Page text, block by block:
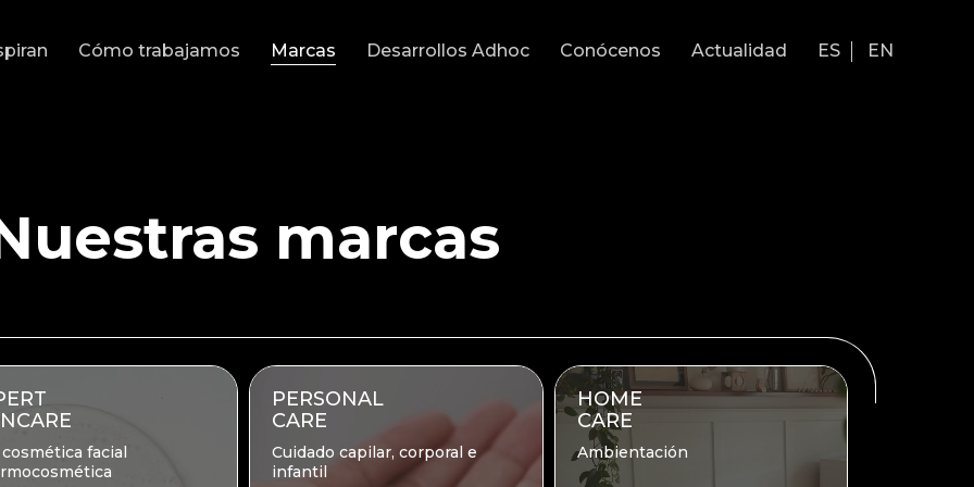
Cómo trabajamos Marcas Desarrollos Adhoc Conócenos Actualidad ES EN
marcas
facial
PERSONAL
CARE
Cuidado capilar, corporal e
infantil
HOME
CARE
Ambientación​